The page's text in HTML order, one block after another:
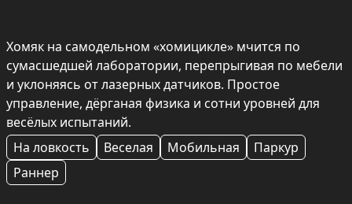
Хомяк на самодельном «хомицикле» мчится по
сумасшедшей лаборатории, перепрыгивая по мебели
и уклоняясь от лазерных датчиков. Простое
управление, дёрганая физика и сотни уровней для
весёлых испытаний.
На ловкость
Веселая Мобильная
Паркур
Раннер